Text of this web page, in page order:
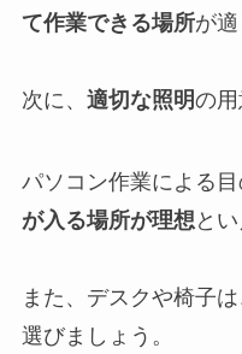
て作業できる場所が適
次に、 適切な照明の用
パソコン作業による目
が入る場所が理想とい
また、デスクや椅子は
選びましょう。